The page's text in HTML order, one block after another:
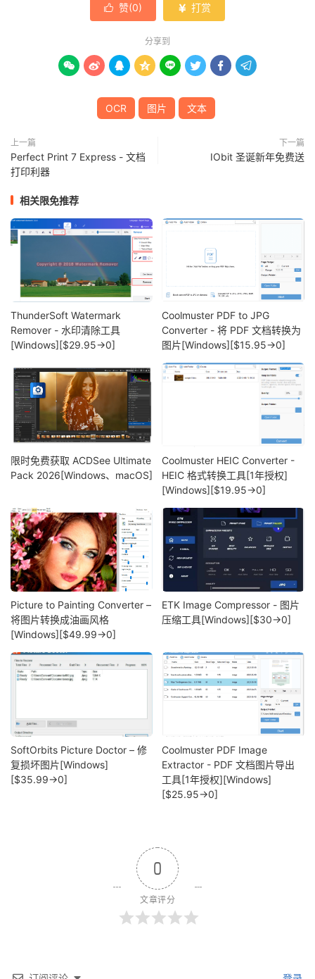
 赞(0)  打赏
分享到
       
OCR 图片 文本
上一篇
Perfect Print 7 Express - 文档
打印利器
下一篇
IObit 圣诞新年免费送
相关限免推荐
ThunderSoft Watermark
Remover - 水印清除工具
[Windows][$29.95→0]
Coolmuster PDF to JPG
Converter - 将 PDF 文档转换为
图片[Windows][$15.95→0]
限时免费获取 ACDSee Ultimate
Pack 2026[Windows、macOS]
Coolmuster HEIC Converter -
HEIC 格式转换工具[1年授权]
[Windows][$19.95→0]
Picture to Painting Converter –
将图片转换成油画风格
[Windows][$49.99→0]
ETK Image Compressor - 图片
压缩工具[Windows][$30→0]
SoftOrbits Picture Doctor – 修
复损坏图片[Windows]
[$35.99→0]
Coolmuster PDF Image
Extractor - PDF 文档图片导出
工具[1年授权][Windows]
[$25.95→0]
0
文章评分